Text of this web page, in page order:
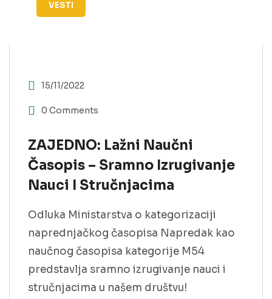
VESTI
15/11/2022
0 Comments
ZAJEDNO: Lažni Naučni
Časopis – Sramno Izrugivanje
Nauci I Stručnjacima
Odluka Ministarstva o kategorizaciji
naprednjačkog časopisa Napredak kao
naučnog časopisa kategorije M54
predstavlja sramno izrugivanje nauci i
stručnjacima u našem društvu!